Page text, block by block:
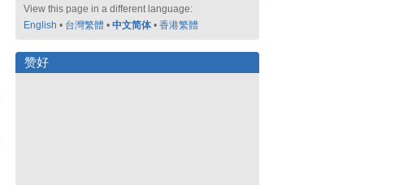
View this page in a different language:
English • 台灣繁體 • 中文简体 • 香港繁體
赞好